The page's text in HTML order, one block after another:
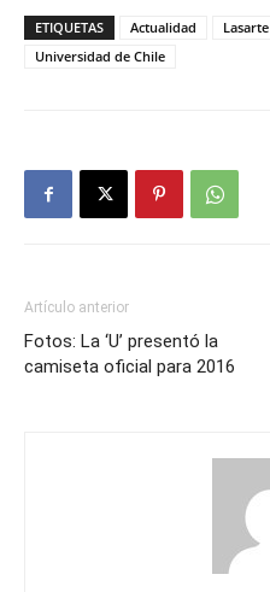
ETIQUETAS Actualidad Lasarte
Universidad de Chile
Artículo anterior
Fotos: La ‘U’ presentó la
camiseta oficial para 2016